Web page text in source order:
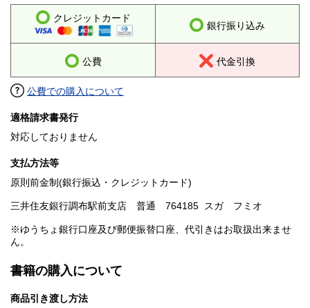
クレジットカード
銀行振り込み
公費 代金引換
公費での購入について
適格請求書発行
対応しておりません
支払方法等
原則前金制(銀行振込・クレジットカード)
三井住友銀行調布駅前支店 普通 764185 スガ フミオ
※ゆうちょ銀行口座及び郵便振替口座、代引きはお取扱出来ませ
ん。
書籍の購入について
商品引き渡し方法